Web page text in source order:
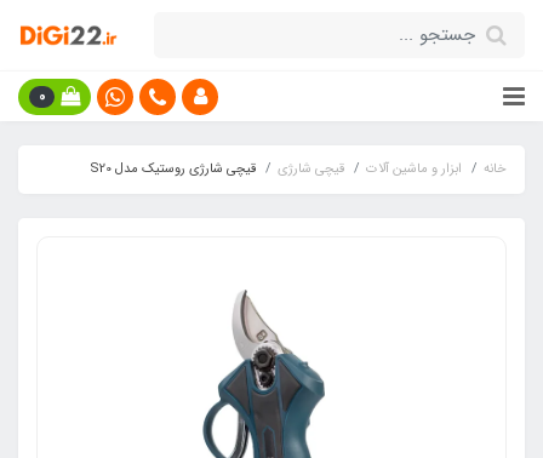
0
خانه ابزار و ماشین آلات قیچی شارژی قیچی شارژی روستیک مدل S20